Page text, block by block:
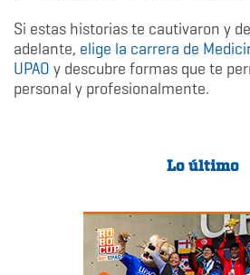
Si estas historias te cautivaron y
adelante, elige la carrera de
UPAO y descubre formas que te
personal y profesionalmente.
Lo último